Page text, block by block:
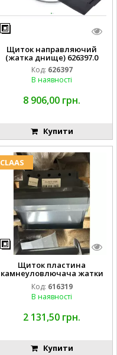
Щиток направляючий
(жатка днище) 626397.0
Код: 626397
В наявності
8 906,00 грн.
Купити
CLAAS
Щиток пластина
камнеуловлючача жатки
FLEX CAT CLAAS
Код: 616319
В наявності
2 131,50 грн.
Купити